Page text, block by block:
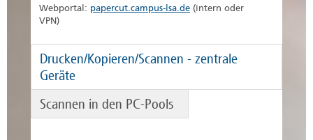
Webportal: papercut.campus-lsa.de (intern oder
VPN)
Drucken/Kopieren/Scannen - zentrale
Geräte
Scannen in den PC-Pools